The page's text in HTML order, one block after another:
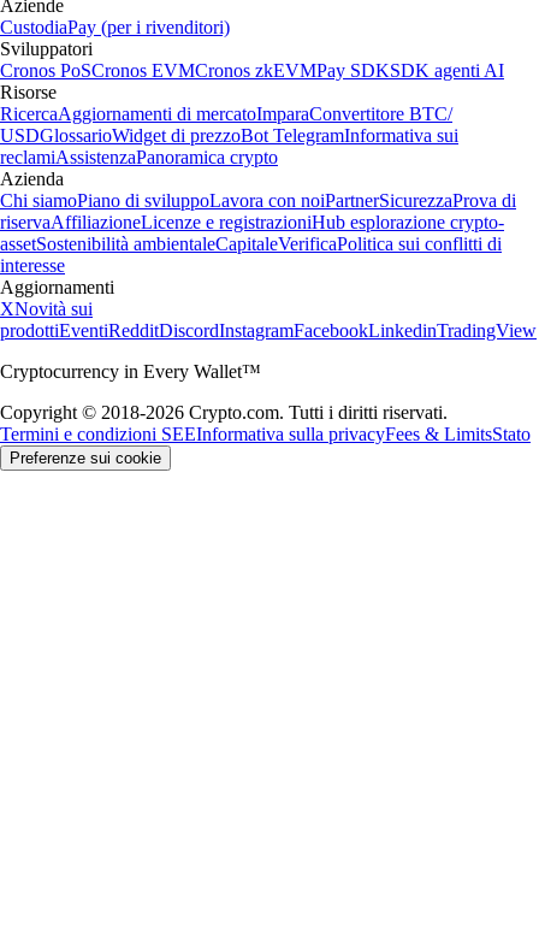
Aziende
CustodiaPay (per i rivenditori)
Sviluppatori
Cronos PoSCronos EVMCronos zkEVMPay SDKSDK agenti AI
Risorse
RicercaAggiornamenti di mercatoImparaConvertitore BTC/
USDGlossarioWidget di prezzoBot TelegramInformativa sui
reclamiAssistenzaPanoramica crypto
Azienda
Chi siamoPiano di sviluppoLavora con noiPartnerSicurezzaProva di
riservaAffiliazioneLicenze e registrazioniHub esplorazione crypto-
assetSostenibilità ambientaleCapitaleVerificaPolitica sui conflitti di
interesse
Aggiornamenti
XNovità sui
prodottiEventiRedditDiscordInstagramFacebookLinkedinTradingView
Cryptocurrency in Every Wallet™
Copyright © 2018-2026 Crypto.com. Tutti i diritti riservati.
Termini e condizioni SEEInformativa sulla privacyFees & LimitsStato
Preferenze sui cookie